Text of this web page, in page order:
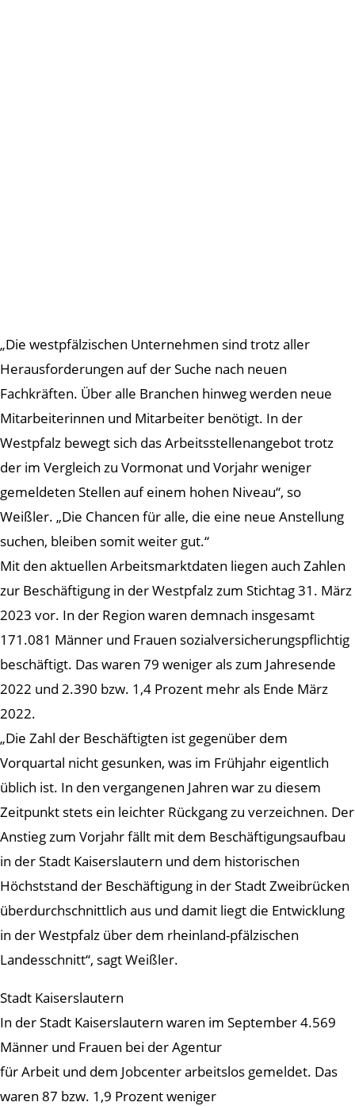
„Die westpfälzischen Unternehmen sind trotz aller
Herausforderungen auf der Suche nach neuen
Fachkräften. Über alle Branchen hinweg werden neue
Mitarbeiterinnen und Mitarbeiter benötigt. In der
Westpfalz bewegt sich das Arbeitsstellenangebot trotz
der im Vergleich zu Vormonat und Vorjahr weniger
gemeldeten Stellen auf einem hohen Niveau“, so
Weißler. „Die Chancen für alle, die eine neue Anstellung
suchen, bleiben somit weiter gut.“
Mit den aktuellen Arbeitsmarktdaten liegen auch Zahlen
zur Beschäftigung in der Westpfalz zum Stichtag 31. März
2023 vor. In der Region waren demnach insgesamt
171.081 Männer und Frauen sozialversicherungspflichtig
beschäftigt. Das waren 79 weniger als zum Jahresende
2022 und 2.390 bzw. 1,4 Prozent mehr als Ende März
2022.
„Die Zahl der Beschäftigten ist gegenüber dem
Vorquartal nicht gesunken, was im Frühjahr eigentlich
üblich ist. In den vergangenen Jahren war zu diesem
Zeitpunkt stets ein leichter Rückgang zu verzeichnen. Der
Anstieg zum Vorjahr fällt mit dem Beschäftigungsaufbau
in der Stadt Kaiserslautern und dem historischen
Höchststand der Beschäftigung in der Stadt Zweibrücken
überdurchschnittlich aus und damit liegt die Entwicklung
in der Westpfalz über dem rheinland-pfälzischen
Landesschnitt“, sagt Weißler.
Stadt Kaiserslautern
In der Stadt Kaiserslautern waren im September 4.569
Männer und Frauen bei der Agentur
für Arbeit und dem Jobcenter arbeitslos gemeldet. Das
waren 87 bzw. 1,9 Prozent weniger